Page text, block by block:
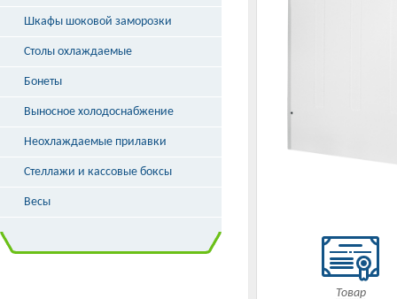
Товар
Шкафы шоковой заморозки
Столы охлаждаемые
Бонеты
Выносное холодоснабжение
Неохлаждаемые прилавки
Стеллажи и кассовые боксы
Весы